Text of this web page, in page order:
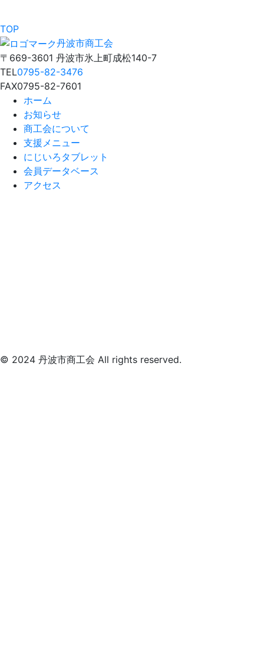
TOP
丹波市商工会
〒669-3601 丹波市氷上町成松140-7
TEL0795-82-3476
FAX0795-82-7601
ホーム
お知らせ
商工会について
支援メニュー
にじいろタブレット
会員データベース
アクセス
© 2024 丹波市商工会 All rights reserved.